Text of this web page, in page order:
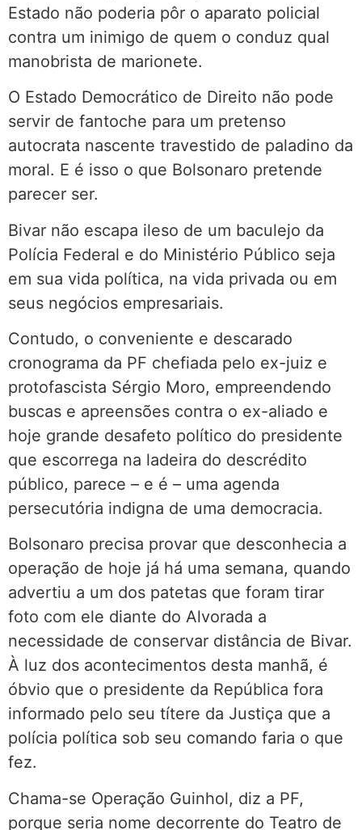
Estado não poderia pôr o aparato policial
contra um inimigo de quem o conduz qual
manobrista de marionete.
O Estado Democrático de Direito não pode
servir de fantoche para um pretenso
autocrata nascente travestido de paladino da
moral. E é isso o que Bolsonaro pretende
parecer ser.
Bivar não escapa ileso de um baculejo da
Polícia Federal e do Ministério Público seja
em sua vida política, na vida privada ou em
seus negócios empresariais.
Contudo, o conveniente e descarado
cronograma da PF chefiada pelo ex-juiz e
protofascista Sérgio Moro, empreendendo
buscas e apreensões contra o ex-aliado e
hoje grande desafeto político do presidente
que escorrega na ladeira do descrédito
público, parece – e é – uma agenda
persecutória indigna de uma democracia.
Bolsonaro precisa provar que desconhecia a
operação de hoje já há uma semana, quando
advertiu a um dos patetas que foram tirar
foto com ele diante do Alvorada a
necessidade de conservar distância de Bivar.
À luz dos acontecimentos desta manhã, é
óbvio que o presidente da República fora
informado pelo seu títere da Justiça que a
polícia política sob seu comando faria o que
fez.
Chama-se Operação Guinhol, diz a PF,
porque seria nome decorrente do Teatro de